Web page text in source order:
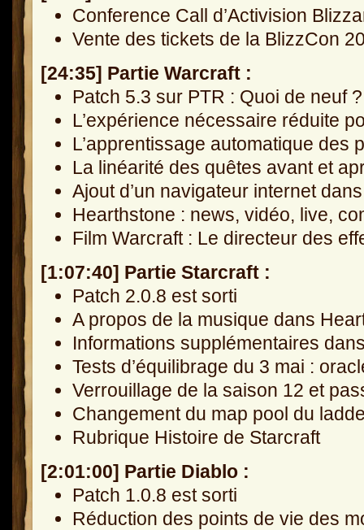
Conference Call d’Activision
Vente des tickets de la BlizzCon
[24:35] Partie Warcraft :
Patch 5.3 sur PTR : Quoi de neuf ?
L’expérience nécessaire réduite
L’apprentissage automatique des
La linéarité des quêtes avant et
Ajout d’un navigateur internet
Hearthstone : news, vidéo, live,
Film Warcraft : Le directeur des
[1:07:40] Partie Starcraft :
Patch 2.0.8 est sorti
A propos de la musique dans
Informations supplémentaires
Tests d’équilibrage du 3 mai :
Verrouillage de la saison 12 et
Changement du map pool du
Rubrique Histoire de Starcraft
[2:01:00] Partie Diablo :
Patch 1.0.8 est sorti
Réduction des points de vie des